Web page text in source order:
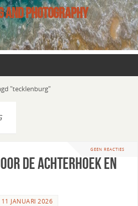
PHOTOGRAPHY
"tecklenburg"
GEEN REACTIES
de Achterhoek en
11 JANUARI 2026